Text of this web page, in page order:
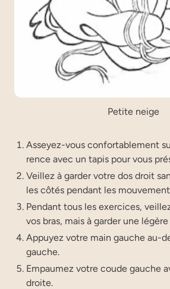
Petite neige
Asseyez-vous confor­ta­ble­ment
rence avec un tapis pour vous
Veillez à gar­der votre dos droit
les côtés pen­dant les
Pen­dant tous les exercices,
vos bras, mais à gar­der une
Appuyez votre main gauche au-
gauche.
Empau­mez votre coude gauche
droite.